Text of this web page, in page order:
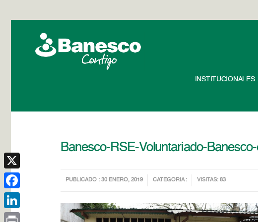
INSTITUCIONALES
Banesco-RSE-Voluntariado-
PUBLICADO : 30 ENERO, 2019 CATEGORIA : VISITAS: 83
X
Facebook
LinkedIn